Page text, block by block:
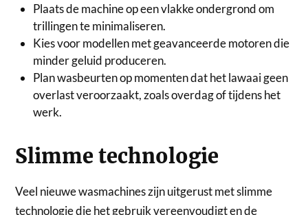
Plaats de machine op een vlakke ondergrond om
trillingen te minimaliseren.
Kies voor modellen met geavanceerde motoren die
minder geluid produceren.
Plan wasbeurten op momenten dat het lawaai geen
overlast veroorzaakt, zoals overdag of tijdens het
werk.
Slimme technologie
Veel nieuwe wasmachines zijn uitgerust met slimme
technologie die het gebruik vereenvoudigt en de